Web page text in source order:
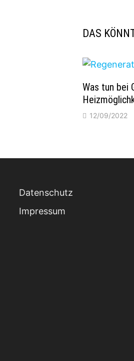
DAS
Was tun bei
12/09/2022
Datenschutz
Impressum